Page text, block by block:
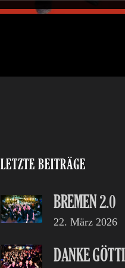
LETZTE BEITRÄGE
BREMEN 2.0
22. März 2026
DANKE